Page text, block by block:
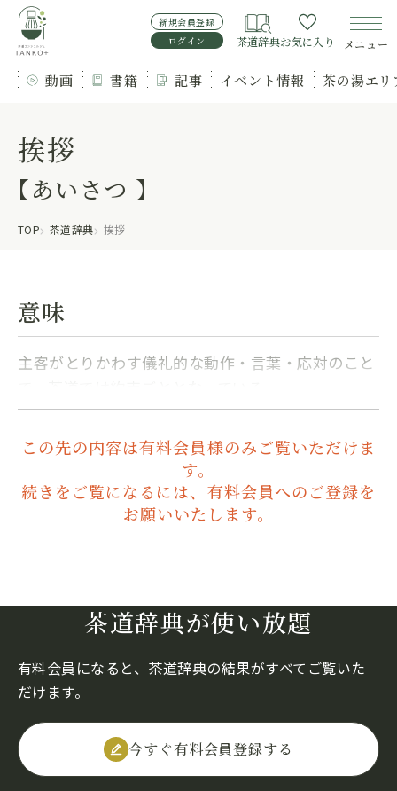
新規会員登録
ログイン
茶道辞典お気に入り メニュー
動画 書籍 記事 イベント情報 茶の湯エ
挨拶
【あいさつ 】
TOP 茶道辞典 挨拶
意味
主客がとりかわす儀礼的な動作・言葉・応対のこと
この先の内容は有料会員様のみご覧いただけま
す。
続きをご覧になるには、有料会員へのご登録を
お願いいたします。
茶道辞典が使い放題
有料会員になると、茶道辞典の結果がすべてご覧いた
だけます。
今すぐ有料会員登録する